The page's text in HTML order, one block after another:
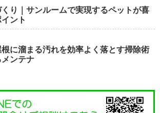
り｜サンルームで実現するペットが喜
ント
に溜まる汚れを効率よく落とす掃除術
メンテナ